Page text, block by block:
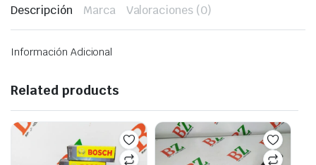
Descripción Marca Valoraciones (0)
Información Adicional
Related products